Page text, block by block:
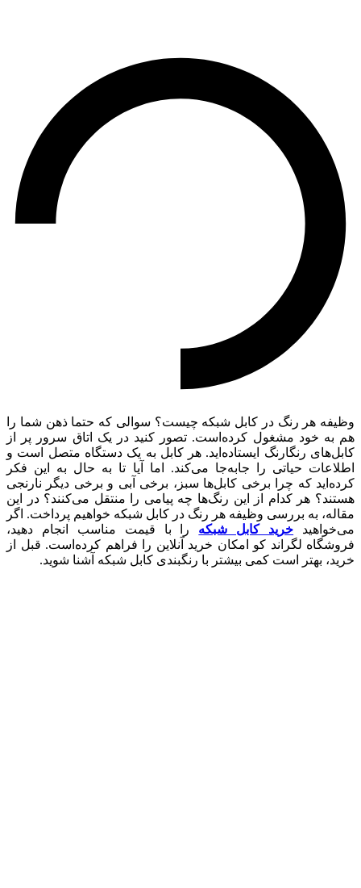
وظیفه هر رنگ در کابل شبکه چیست؟ سوالی که حتما ذهن شما را
هم به خود مشغول کرده‌است. تصور کنید در یک اتاق سرور پر از
کابل‌های رنگارنگ ایستاده‌اید. هر کابل به یک دستگاه متصل است و
اطلاعات حیاتی را جابه‌جا می‌کند. اما آیا تا به حال به این فکر
کرده‌اید که چرا برخی کابل‌ها سبز، برخی آبی و برخی دیگر نارنجی
هستند؟ هر کدام از این رنگ‌ها چه پیامی را منتقل می‌کنند؟ در این
مقاله، به بررسی وظیفه هر رنگ در کابل شبکه خواهیم پرداخت. اگر
می‌خواهید خرید کابل شبکه را با قیمت مناسب انجام دهید،
فروشگاه لگراند کو امکان خرید آنلاین را فراهم کرده‌است. قبل از
خرید، بهتر است کمی بیشتر با رنگبندی کابل شبکه آشنا شوید.